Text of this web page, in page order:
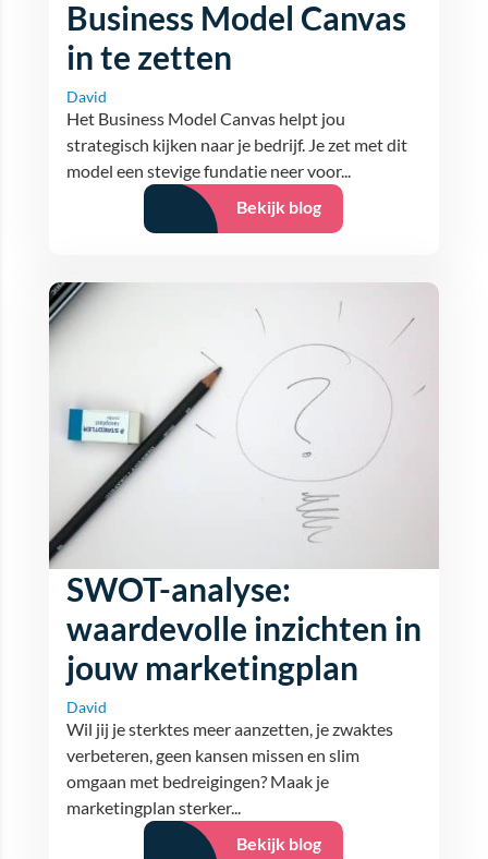
Business Model Canvas
in te zetten
David
Het Business Model Canvas helpt jou
strategisch kijken naar je bedrijf. Je zet met dit
model een stevige fundatie neer voor...
Bekijk blog
SWOT-analyse:
waardevolle inzichten in
jouw marketingplan
David
Wil jij je sterktes meer aanzetten, je zwaktes
verbeteren, geen kansen missen en slim
omgaan met bedreigingen? Maak je
marketingplan sterker...
Bekijk blog